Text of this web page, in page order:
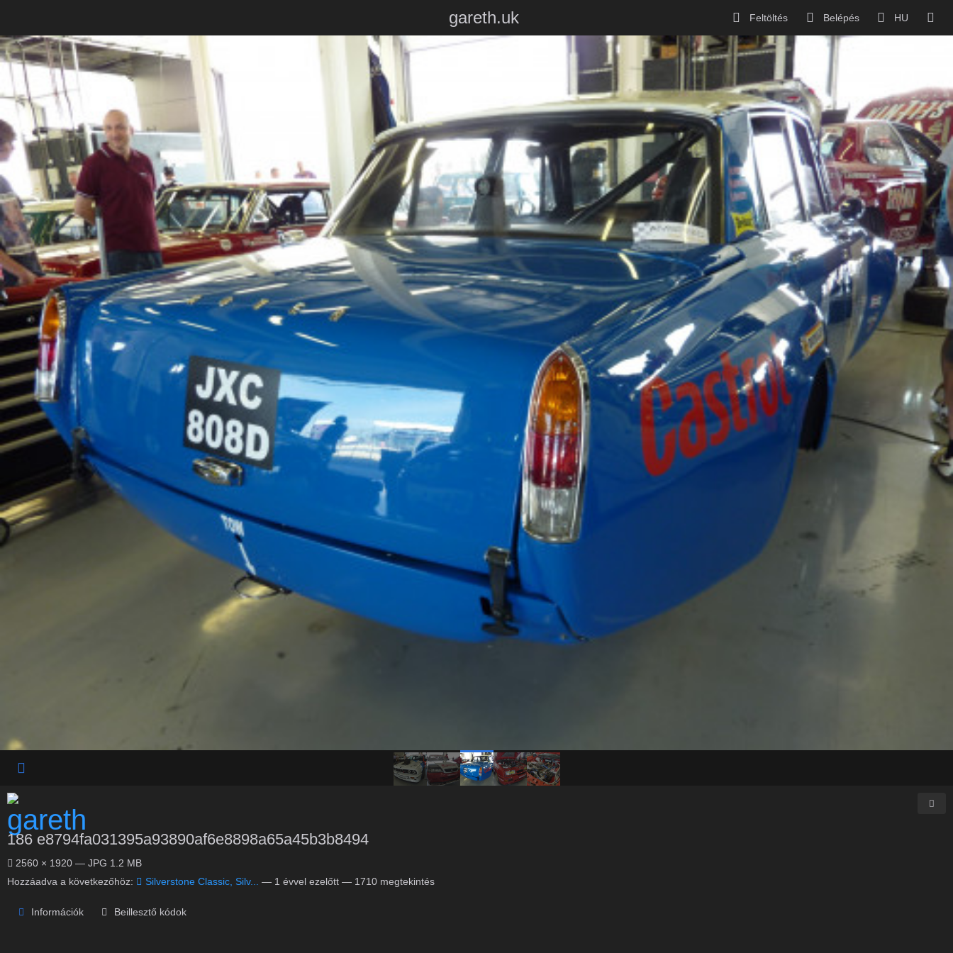
gareth.uk Feltöltés Belépés HU
186 e8794fa031395a93890af6e8898a65a45b3b8494
2560 × 1920 — JPG 1.2 MB
Hozzáadva a következőhöz:
Silverstone Classic, Silv... — 1 évvel ezelőtt — 1710 megtekintés
Információk Beillesztő kódok